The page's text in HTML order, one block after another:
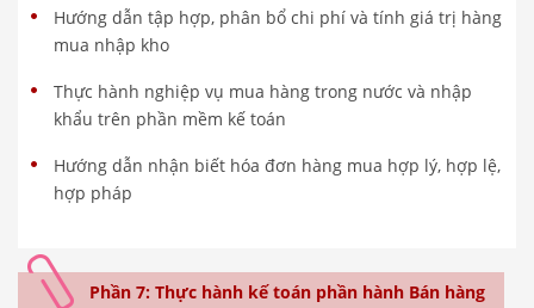
Hướng dẫn tập hợp, phân bổ chi phí và tính giá trị hàng
mua nhập kho
Thực hành nghiệp vụ mua hàng trong nước và nhập
khẩu trên phần mềm kế toán
Hướng dẫn nhận biết hóa đơn hàng mua hợp lý, hợp lệ,
hợp pháp
Phần 7: Thực hành kế toán phần hành Bán hàng